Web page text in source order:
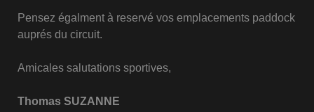
Pensez égalment à reservé vos emplacements paddock
auprés du circuit.
Amicales salutations sportives,
Thomas SUZANNE